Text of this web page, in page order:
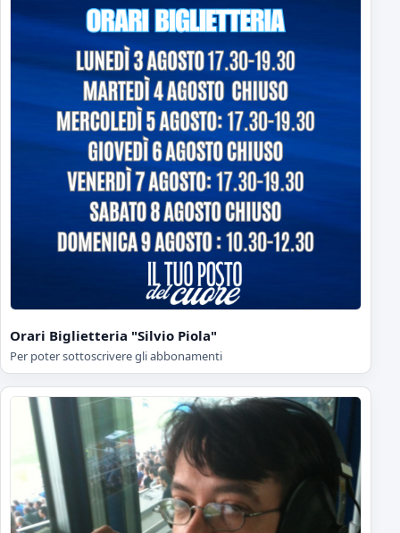
Orari Biglietteria "Silvio Piola"
Per poter sottoscrivere gli abbonamenti